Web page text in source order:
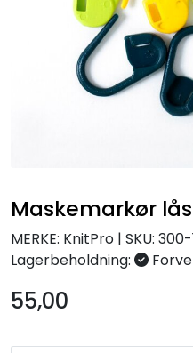
Maskemarkør
MERKE: KnitPro | SKU: 300-
Lagerbeholdning:
55,00